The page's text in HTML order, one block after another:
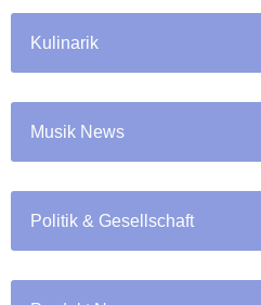
Kulinarik
Musik News
Politik & Gesellschaft